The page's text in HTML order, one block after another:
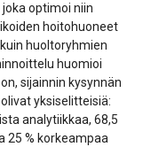
optimoi niin
hoitohuoneet
huoltoryhmien
huomioi
sijainnin kysynnän
yksiselitteisiä:
analytiikkaa, 68,5
25 % korkeampaa